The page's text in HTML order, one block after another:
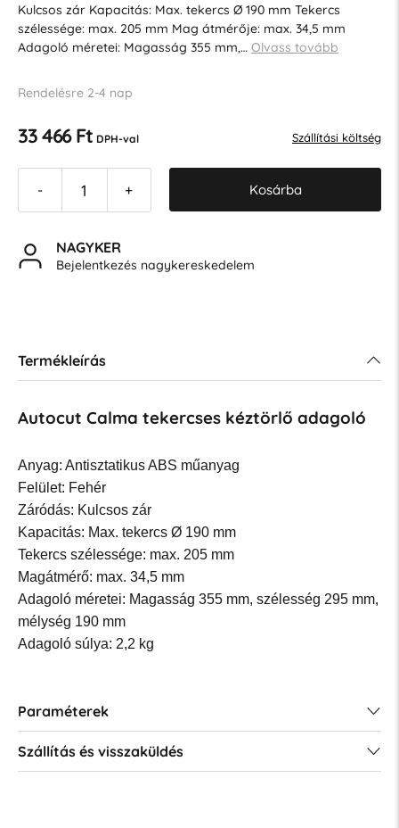
Kulcsos zár Kapacitás: Max. tekercs Ø 190 mm Tekercs
szélessége: max. 205 mm Mag átmérője: max. 34,5 mm
Adagoló méretei: Magasság 355 mm,… Olvass tovább
Rendelésre 2-4 nap
33 466 Ft DPH-val Szállítási költség
- + Kosárba
NAGYKER
Bejelentkezés nagykereskedelem
Termékleírás
Autocut Calma tekercses kéztörlő adagoló
Anyag: Antisztatikus ABS műanyag
Felület: Fehér
Záródás: Kulcsos zár
Kapacitás: Max. tekercs Ø 190 mm
Tekercs szélessége: max. 205 mm
Magátmérő: max. 34,5 mm
Adagoló méretei: Magasság 355 mm, szélesség 295 mm,
mélység 190 mm
Adagoló súlya: 2,2 kg
Paraméterek
Szállítás és visszaküldés